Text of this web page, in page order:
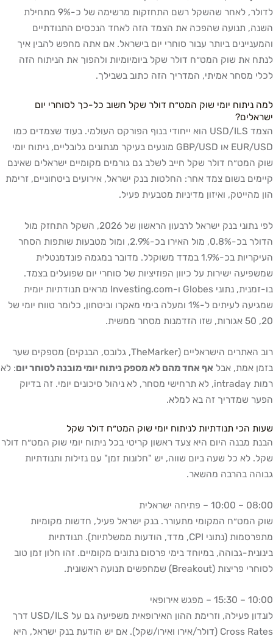
לדולר, לאחר שהשקל רשם התחזקות מרשימה של כ-9% מתחילת
השנה, תנועה שהפכה את הצמד הזה לאחד הנכסים התנודתיים
והמעניינים ביותר עבור סוחרי יום בישראל. אם אתה מחפש להבין איך
לנתח את שוק המט״ח דולר שקל ביומיומיות ולהפוך את הניתוח הזה
לכלי מסחר אמיתי, המדריך הזה כתוב בשבילך.
למה ניתוח יומי שוק המט״ח דולר שקל חשוב כל-כך לסוחרי יום
ישראלים?
הצמד USD/ILS הוא ייחודי בנוף הפורקס העולמי. בעוד שצמדים כמו
EUR/USD או GBP/USD מונעים בעיקר מנתונים גלובליים, ניתוח יומי
שוק המט״ח דולר שקל חייב לשלב גם גורמים מקומיים ישראלים שאינם
קיימים בשום צמד אחר: החלטות בנק ישראל, אירועים ביטחוניים, זרימת
הון מהייטק, ואיזון מדיניות מטבעית פעיל.
לפי נתוני בנק ישראל לרבעון הראשון של 2026, השקל התחזק מול
הדולר בכ-0.8%, מול האירו בכ-2.9%, ומול מטבעות שותפות הסחר
העיקריות בכ-1.9% במדד משוקלל. מדובר במגמה פונדמנטלית
שמשפיעה ישירות על כיוון הפוזיציות של סוחרי יום שפועלים בצמד.
בו-זמנית, נתוני Globes ו-Investing.com מראים תנודתיות יומית
שמגיעה לעיתים ל-1% ומעלה בימי מאקרו וביטחון, כלומר טווח יומי של
20, 50 אגורות, שזו הזדמנות מסחר ממשית.
רוב האתרים הישראליים (TheMarker, גלובס, הבנקים) מספקים שער
בזמן אמת, אבל אף אחד מהם לא מספק ניתוח יומי מובנה לסוחר יום: לא
רמות intraday, לא תרחישי מסחר, לא ניהול סיכונים יומי. זה בדיוק
הפער שמדריך זה בא למלא.
שעות הכי תנודתיות לניתוח יומי שוק המט״ח דולר שקל
הבנת מבנה היום היא צעד ראשון קריטי בכל ניתוח יומי שוק המט״ח דולר
שקל. לא כל שעה ביום שווה, יש "חלונות זמן" עם נזילות ותנודתיות
גבוהה בהרבה מהשאר.
08:00 – 10:00 – פתיחה ישראלית
שוק המט״ח המקומי מתעורר. בנק ישראל פעיל, חדשות מקומיות
מתפרסמות (נתוני CPI, מדד, הודעות ממשלתיות). תנודתיות
בינונית-גבוהה, במיוחד בימי פרסום נתונים מקומיים. זהו חלון זמן טוב
לסוחרי פריצות (Breakout) שמחפשים תנועה ראשונית.
10:00 – 15:30 – מפגש אירופאי
לונדון פעילה, וזרימת ההון האירופאית משפיעה גם על USD/ILS דרך
Cross Rates (דולר/אירו ואירו/שקל). אם יש הודעת בנק ישראל, היא